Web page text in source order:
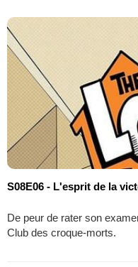
S08E06 - L'esprit de la
De peur de rater son
Club des croque-morts.